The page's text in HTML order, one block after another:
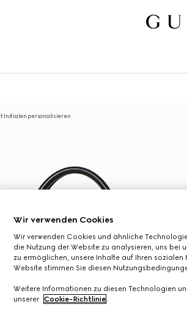
Initialen personalisieren
Wir verwenden Cookies
Wir verwenden Cookies und ähnliche
die Nutzung der Website zu analysieren, uns bei
zu ermöglichen, unsere Inhalte auf Ihren
Website stimmen Sie diesen
Weitere Informationen zu diesen Technologien
unserer Cookie-Richtlinie.